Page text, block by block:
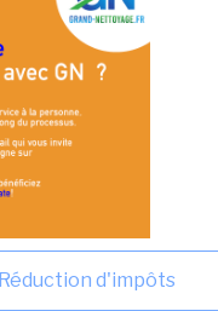
Réduction d'impôts